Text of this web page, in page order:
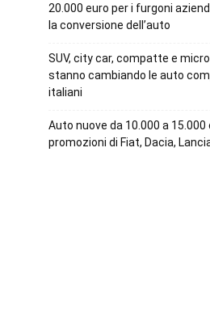
20.000 euro per i furgoni
la conversione dell’auto
SUV, city car, compatte e
stanno cambiando le auto
italiani
Auto nuove da 10.000 a 15.000
promozioni di Fiat, Dacia,